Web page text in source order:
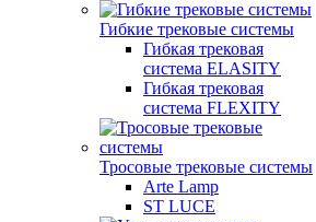
Гибкие трековые системы
Гибкая трековая
система ELASITY
Гибкая трековая
система FLEXITY
Тросовые трековые системы
Arte Lamp
ST LUCE